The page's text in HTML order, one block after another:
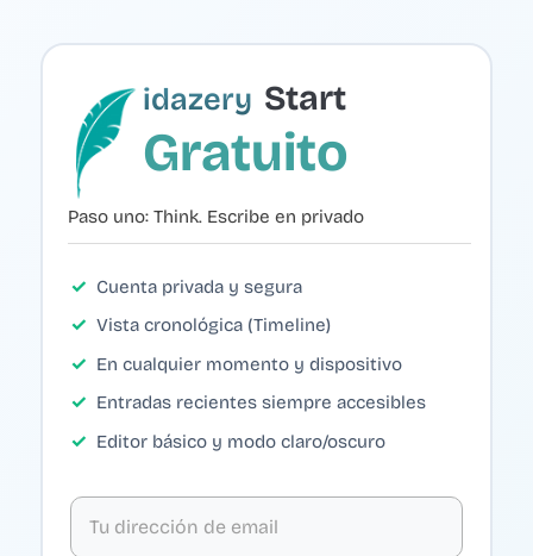
idazery Start
Gratuito
Paso uno: Think. Escribe en privado
Cuenta privada y segura
Vista cronológica (Timeline)
En cualquier momento y dispositivo
Entradas recientes siempre accesibles
Editor básico y modo claro/oscuro
Tu dirección de email